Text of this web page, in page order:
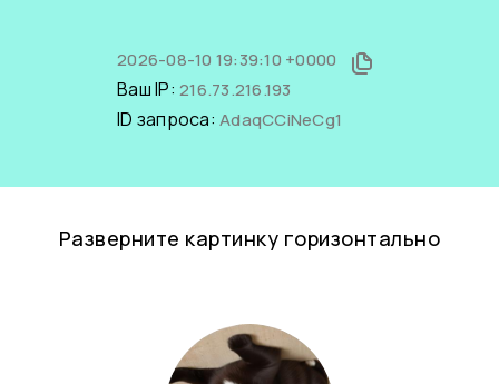
2026-08-10 19:39:10 +0000
Ваш IP: 216.73.216.193
ID запроса: AdaqCCiNeCg1
Разверните картинку горизонтально